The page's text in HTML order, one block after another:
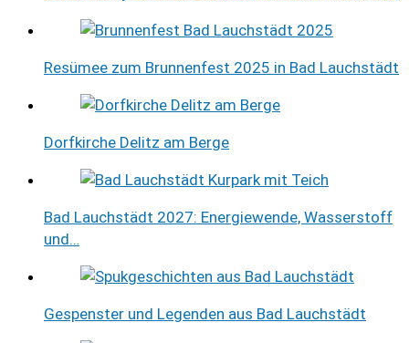
Resümee zum Brunnenfest 2025 in Bad Lauchstädt
Dorfkirche Delitz am Berge
Bad Lauchstädt 2027: Energiewende, Wasserstoff
und…
Gespenster und Legenden aus Bad Lauchstädt